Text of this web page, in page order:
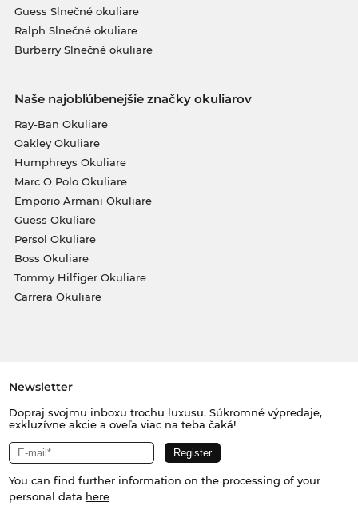
Guess Slnečné okuliare
Ralph Slnečné okuliare
Burberry Slnečné okuliare
Naše najobľúbenejšie značky okuliarov
Ray-Ban Okuliare
Oakley Okuliare
Humphreys Okuliare
Marc O Polo Okuliare
Emporio Armani Okuliare
Guess Okuliare
Persol Okuliare
Boss Okuliare
Tommy Hilfiger Okuliare
Carrera Okuliare
Newsletter
Dopraj svojmu inboxu trochu luxusu. Súkromné výpredaje,
exkluzívne akcie a oveľa viac na teba čaká!
You can find further information on the processing of your
personal data here